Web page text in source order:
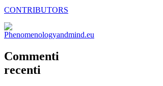
CONTRIBUTORS
Commenti
recenti